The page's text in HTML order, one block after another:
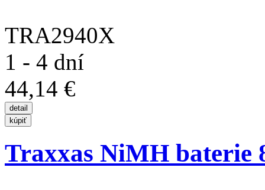
TRA2940X
1 - 4 dní
44,14 €
Traxxas NiMH baterie